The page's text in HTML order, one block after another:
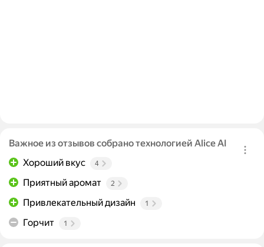
Важное из отзывов собрано технологией Alice AI
Хороший вкус
4
Приятный аромат 2
Привлекательный дизайн 1
Горчит 1